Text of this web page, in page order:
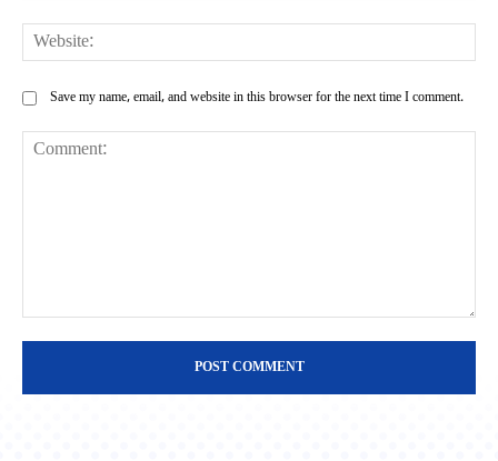
Save my name, email, and website in this browser for the next time I comment.